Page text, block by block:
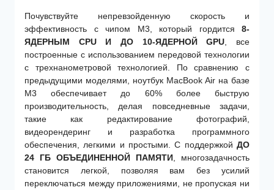
Почувствуйте непревзойденную скорость и
эффективность с чипом M3, который гордится 8-
ЯДЕРНЫМ CPU И ДО 10-ЯДЕРНОЙGPU , все
построенные с использованием передовой технологии
с трехнанометровой технологией. По сравнению с
предыдущими моделями, ноутбук MacBook Air на базе
M3 обеспечивает до 60% более быструю
производительность, делая повседневные задачи,
такие как редактирование фотографий,
видеорендеринг и разработка программного
обеспечения, легкими и простыми. С поддержкой ДО
24 ГБ ОБЪЕДИНЕННОЙ ПАМЯТИ , многозадачность
становится легкой, позволяя вам без усилий
переключаться между приложениями, не пропуская ни